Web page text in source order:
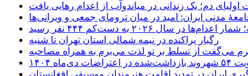
اولیای دم؛ یک زندانی در میاندوآب از اعدام رهایی یافت
مدنی ایران: امید در میان ترومای جمعی و ویرانی‌ها
رگبار پراکنده در نیمه شمالی استان تهران تا شنبه
می‌گفت از تسلط بر تو لذت می‌برم به همراه مصاحبه
۱۴۰۴